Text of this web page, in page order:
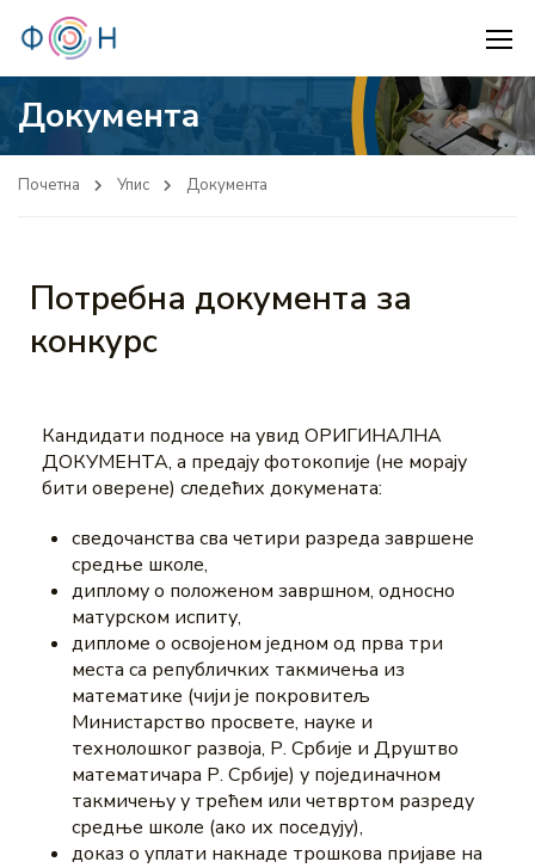
Документа
Почетна Упис Документа
Потребна документа за
конкурс
Кандидати подносе на увид ОРИГИНАЛНА
ДОКУМЕНТА, а предају фотокопије (не морају
бити оверене) следећих докумената:
сведочанства сва четири разреда завршене
средње школе,
диплому о положеном завршном, односно
матурском испиту,
дипломе о освојеном једном од прва три
места са републичких такмичења из
математике (чији је покровитељ
Министарство просвете, науке и
технолошког развоја, Р. Србије и Друштво
математичара Р. Србије) у појединачном
такмичењу у трећем или четвртом разреду
средње школе (ако их поседују),
доказ о уплати накнаде трошкова пријаве на